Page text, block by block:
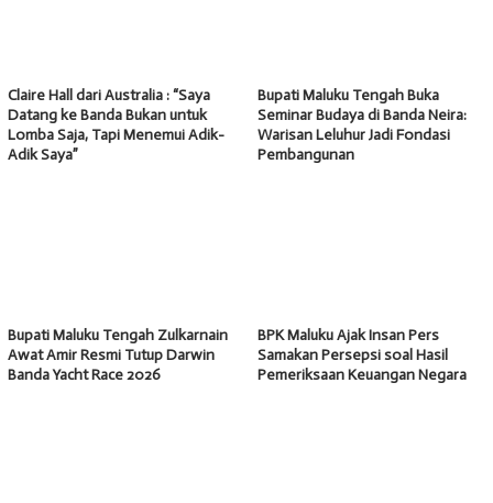
Claire Hall dari Australia : “Saya
Datang ke Banda Bukan untuk
Lomba Saja, Tapi Menemui Adik-
Adik Saya”
Bupati Maluku Tengah Buka
Seminar Budaya di Banda Neira:
Warisan Leluhur Jadi Fondasi
Pembangunan
Bupati Maluku Tengah Zulkarnain
Awat Amir Resmi Tutup Darwin
Banda Yacht Race 2026
BPK Maluku Ajak Insan Pers
Samakan Persepsi soal Hasil
Pemeriksaan Keuangan Negara